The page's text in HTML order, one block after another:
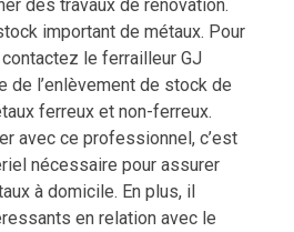
des travaux de rénovation.
important de métaux. Pour
le ferrailleur GJ
de l’enlèvement de stock de
ferreux et non-ferreux.
avec ce professionnel, c’est
nécessaire pour assurer
à domicile. En plus, il
en relation avec le